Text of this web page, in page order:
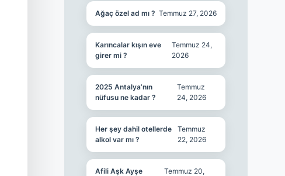
Ağaç özel ad mı ? Temmuz 27, 2026
Karıncalar kışın eve
girer mi ?
Temmuz 24,
2026
2025 Antalya’nın
nüfusu ne kadar ?
Temmuz
24, 2026
Her şey dahil otellerde
alkol var mı ?
Temmuz
22, 2026
Afili Aşk Ayşe
Temmuz 20,